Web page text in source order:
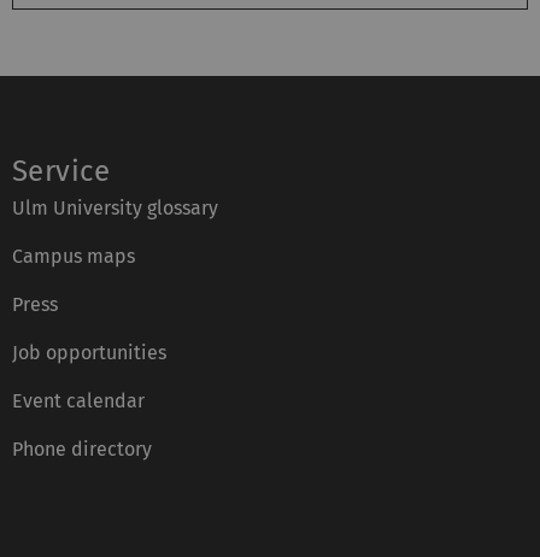
:
Service
Ulm University glossary
Campus maps
Press
Job opportunities
Event calendar
Phone directory